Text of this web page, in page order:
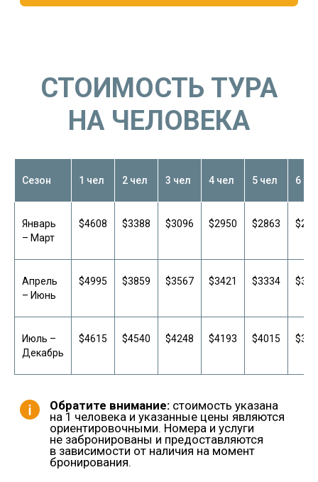
СТОИМОСТЬ ТУРА
НА ЧЕЛОВЕКА
Сезон 1 чел 2 чел 3 чел 4 чел 5 чел 6
Январь
– Март
$4608 $3388 $3096 $2950 $2863
Апрель
– Июнь
$4995 $3859 $3567 $3421 $3334
Июль –
Декабрь
$4615 $4540 $4248 $4193 $4015
Названия отелей предоставляются
и зависит от наличия мест на даты
свободных номеров мы предложим
альтернативный вариант размещения.